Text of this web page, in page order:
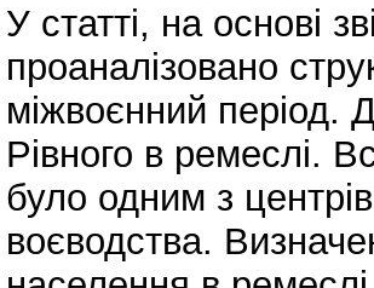
У статті, на основі
проаналізовано
міжвоєнний період.
Рівного в ремеслі.
було одним з
воєводства.